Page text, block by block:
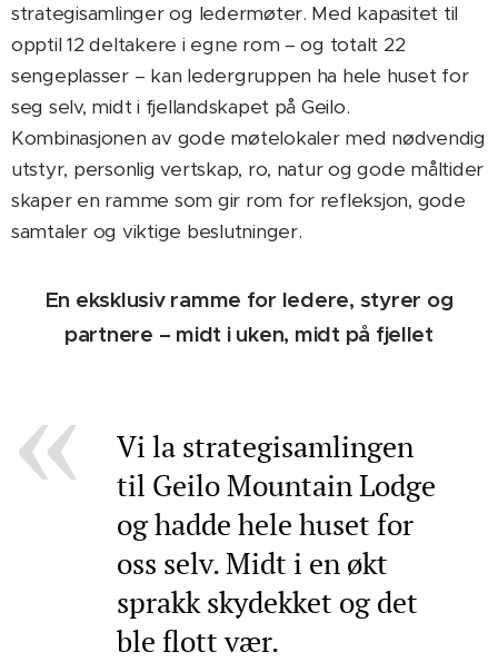
strategisamlinger og ledermøter. Med kapasitet til
opptil 12 deltakere i egne rom – og totalt 22
sengeplasser – kan ledergruppen ha hele huset for
seg selv, midt i fjellandskapet på Geilo.
Kombinasjonen av gode møtelokaler med nødvendig
utstyr, personlig vertskap, ro, natur og gode måltider
skaper en ramme som gir rom for refleksjon, gode
samtaler og viktige beslutninger.
En eksklusiv ramme for ledere, styrer og
partnere – midt i uken, midt på fjellet
Vi la strategisamlingen
til Geilo Mountain Lodge
og hadde hele huset for
oss selv. Midt i en økt
sprakk skydekket og det
ble flott vær.